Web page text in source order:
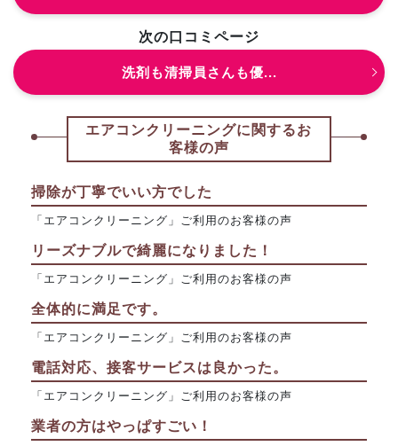
次の口コミページ
洗剤も清掃員さんも優...
エアコンクリーニングに関するお
客様の声
掃除が丁寧でいい方でした
「エアコンクリーニング」ご利用のお客様の声
リーズナブルで綺麗になりました！
「エアコンクリーニング」ご利用のお客様の声
全体的に満足です。
「エアコンクリーニング」ご利用のお客様の声
電話対応、接客サービスは良かった。
「エアコンクリーニング」ご利用のお客様の声
業者の方はやっぱすごい！